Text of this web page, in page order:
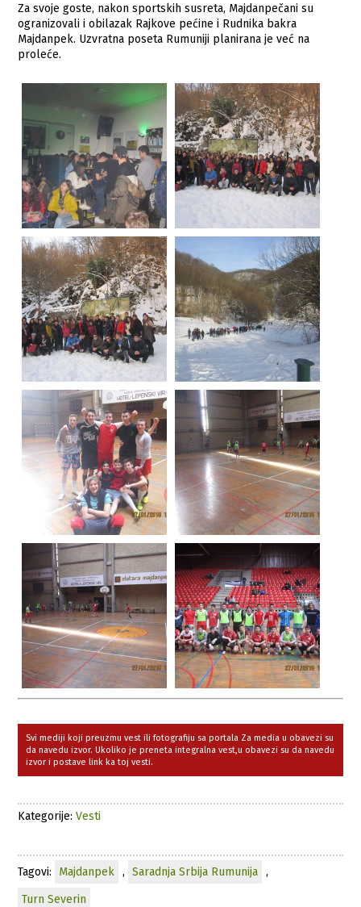
Za svoje goste, nakon sportskih susreta, Majdanpečani su
ogranizovali i obilazak Rajkove pećine i Rudnika bakra
Majdanpek. Uzvratna poseta Rumuniji planirana je već na
proleće.
Svi mediji koji preuzmu vest ili fotografiju sa portala Za media u obavezi su
da navedu izvor. Ukoliko je preneta integralna vest,u obavezi su da navedu
izvor i postave link ka toj vesti.
Kategorije:Vesti
Tagovi: Majdanpek , Saradnja Srbija Rumunija
,
Turn Severin